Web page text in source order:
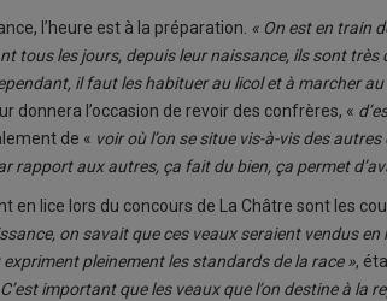
l’heure est à la préparation. « On est en train
tous les jours, depuis leur naissance, ils sont très
il faut les habituer au licol et à marcher au
donnera l’occasion de revoir des confrères, «
de « voir où l’on se situe vis-à-vis des
rapport aux autres, ça fait du bien, ça permet
en lice lors du concours de La Châtre sont les
on savait que ces veaux seraient vendus
pleinement les standards de la race »,
important que les veaux que l’on destine à la